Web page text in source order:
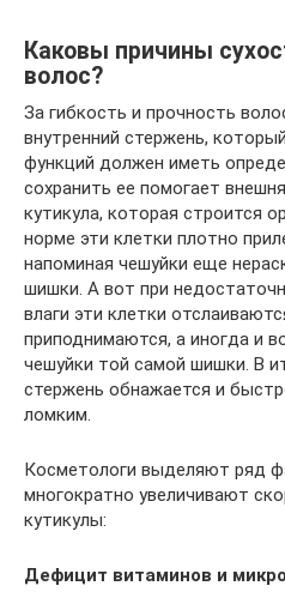
Каковы причины
волос?
За гибкость и прочность
внутренний стержень,
функций должен иметь
сохранить ее помогает
кутикула, которая строится
норме эти клетки плотно
напоминая чешуйки еще
шишки. А вот при
влаги эти клетки
приподнимаются, а иногда и
чешуйки той самой шишки. В
стержень обнажается и
ломким.
Косметологи выделяют ряд
многократно увеличивают
кутикулы:
Дефицит витаминов и